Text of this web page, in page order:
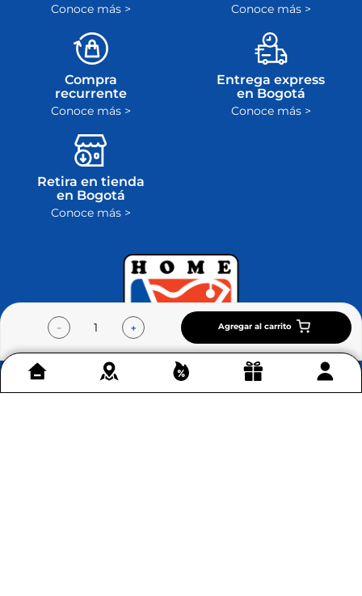
＋
－ Agregar al carrito
Conoce más > Conoce más >
Compra
recurrente
Conoce más >
Entrega express
en Bogotá
Conoce más >
Retira en tienda
en Bogotá
Conoce más >